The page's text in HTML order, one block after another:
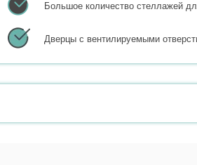
Большое количество стеллажей
Дверцы с вентилируемыми